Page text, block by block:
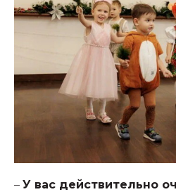
– У вас действительно